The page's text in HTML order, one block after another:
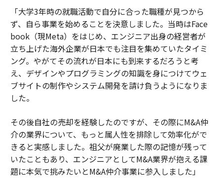
「大学3年時の就職活動で自分に合った職種が見つから
ず、自ら事業を始めることを決意しました。当時はFace
book（現Meta）をはじめ、エンジニア出身の経営者が
立ち上げた海外企業が日本でも注目を集めていたタイミ
ング。やがてその流れが日本にも到来するだろうと考
え、デザインやプログラミングの知識を身につけてウェ
ブサイトの制作やシステム開発を請け負うようになりま
した。
その後自社の売却を経験したのですが、その際にM&A仲
介の業界について、もっと属人性を排除して効率化がで
きると実感しました。祖父が廃業した際の記憶が残って
いたこともあり、エンジニアとしてM&A業界が抱える課
題に本気で挑みたいとM&A仲介事業に参入しました」